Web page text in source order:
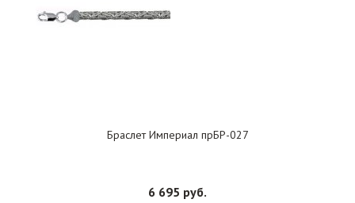
Браслет Империал прБР-027
6 695 руб.